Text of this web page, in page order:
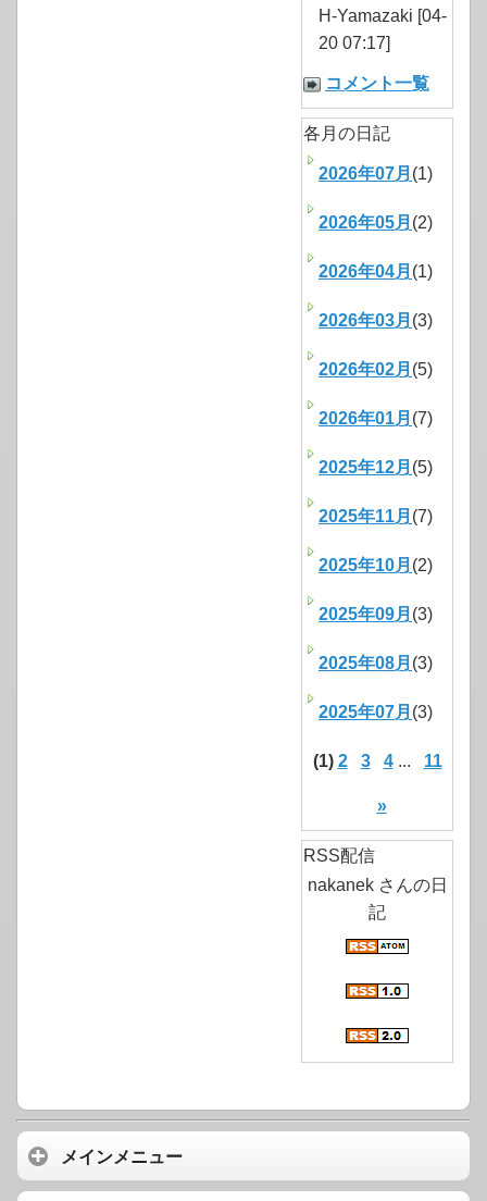
H-Yamazaki [04-
20 07:17]
コメント一覧
各月の日記
2026年07月 (1)
2026年05月 (2)
2026年04月 (1)
2026年03月 (3)
2026年02月 (5)
2026年01月 (7)
2025年12月 (5)
2025年11月 (7)
2025年10月 (2)
2025年09月 (3)
2025年08月 (3)
2025年07月 (3)
(1) 2 3 4... 11
»
RSS配信
nakanek さんの日
記
メインメニュー